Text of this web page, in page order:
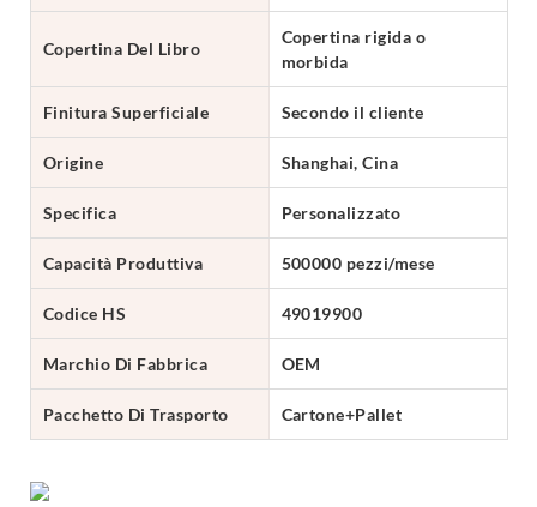
Copertina Del Libro
Copertina rigida o
morbida
Finitura Superficiale Secondo il cliente
Origine Shanghai, Cina
Specifica Personalizzato
Capacità Produttiva 500000 pezzi/mese
Codice HS 49019900
Marchio Di Fabbrica OEM
Pacchetto Di Trasporto Cartone+Pallet